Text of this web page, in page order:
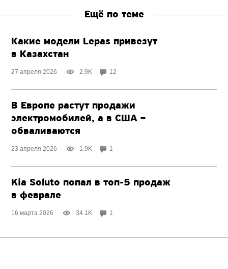
Ещё по теме
Какие модели Lepas привезут
в Казахстан
27 апреля 2026 2.9K 12
В Европе растут продажи
электромобилей, а в США –
обваливаются
23 апреля 2026 1.9K 1
Kia Soluto попал в топ-5 продаж
в феврале
16 марта 2026 34.1K 1